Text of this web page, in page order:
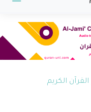
الكريم